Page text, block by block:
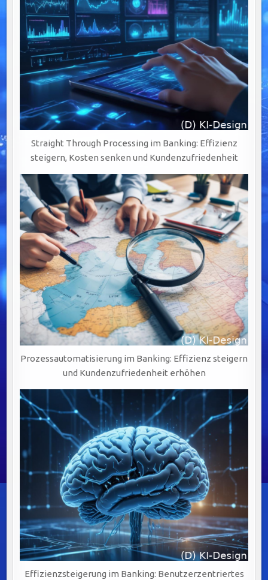
Straight Through Processing im Banking: Effizienz
steigern, Kosten senken und Kundenzufriedenheit
Prozessautomatisierung im Banking: Effizienz steigern
und Kundenzufriedenheit erhöhen
Effizienzsteigerung im Banking: Benutzerzentriertes